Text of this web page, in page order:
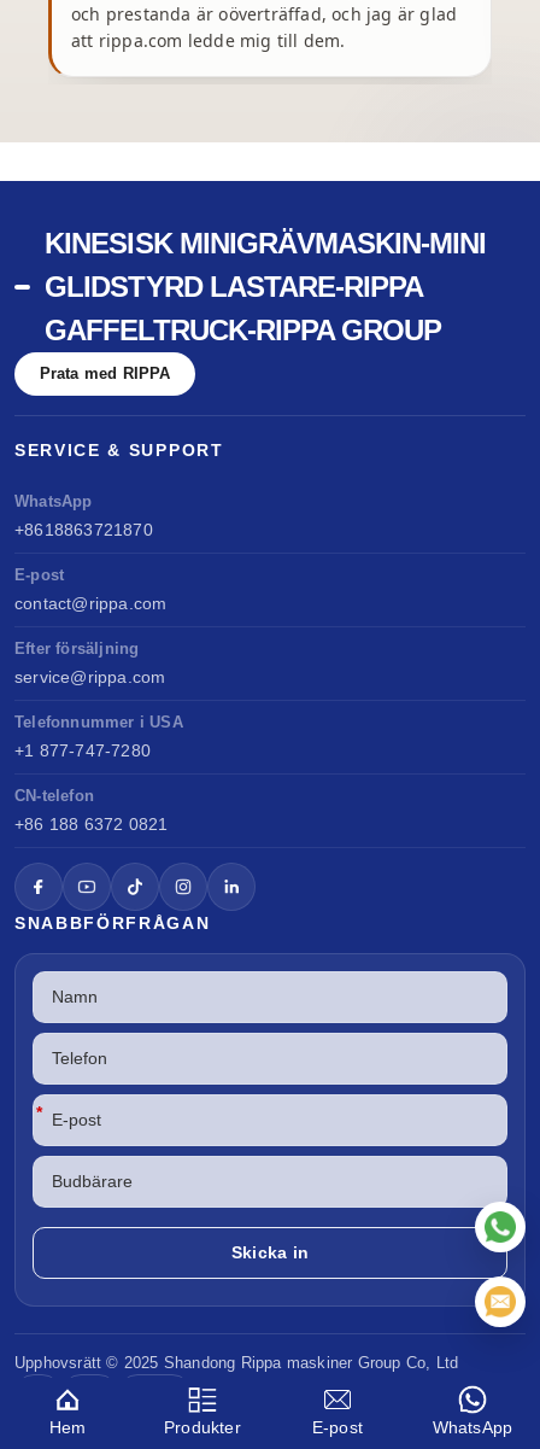
och prestanda är oöverträffad, och jag är glad
att rippa.com ledde mig till dem.
KINESISK MINIGRÄVMASKIN-MINI
GLIDSTYRD LASTARE-RIPPA
GAFFELTRUCK-RIPPA GROUP
Prata med RIPPA
SERVICE & SUPPORT
WhatsApp
+8618863721870
E-post
contact@rippa.com
Efter försäljning
service@rippa.com
Telefonnummer i USA
+1 877-747-7280
CN-telefon
+86 188 6372 0821
SNABBFÖRFRÅGAN
*
Upphovsrätt © 2025 Shandong Rippa maskiner Group Co, Ltd
EPA
Hem Produkter E-post WhatsApp